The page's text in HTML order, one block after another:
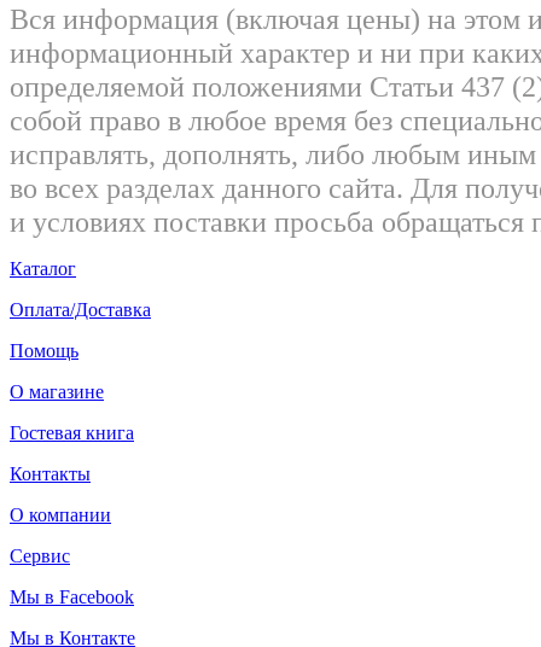
Вся информация (включая цены) на этом
информационный характер и ни при
определяемой положениями Статьи 437
собой право в любое время без
исправлять, дополнять, либо любым
во всех разделах данного сайта. Для
и условиях поставки просьба
Каталог
Оплата/Доставка
Помощь
О магазине
Гостевая книга
Контакты
О компании
Сервис
Мы в Facebook
Мы в Контакте